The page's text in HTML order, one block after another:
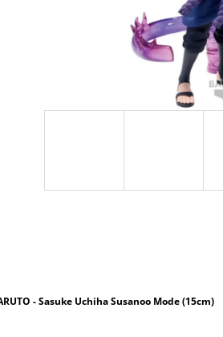
- Sasuke Uchiha Susanoo Mode (15cm)